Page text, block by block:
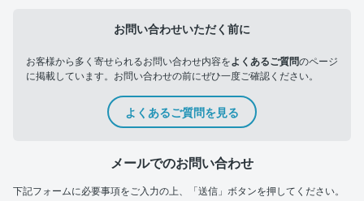
お問い合わせいただく前に
お客様から多く寄せられるお問い合わせ内容をよくあるご質問のページ
に掲載しています。お問い合わせの前にぜひ一度ご確認ください。
よくあるご質問を見る
メールでのお問い合わせ
下記フォームに必要事項をご入力の上、「送信」ボタンを押してください。